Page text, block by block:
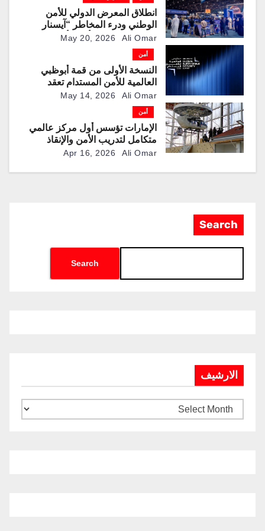
انطلاق المعرض الدولي للأمن
الوطني ودرء المخاطر “آيسنار
2026” في مركز أدنيك أبوظبي
بمشاركة 253 شركة محلية وعالمية
May 20, 2026 Ali Omar
أمن
النسخة الأولى من قمة أبوظبي
العالمية للأمن المستدام تعقد
فعالياتها في الإمارة
May 14, 2026 Ali Omar
أمن
الإمارات تؤسس أول مركز عالمي
متكامل لتدريب الأمن والإنقاذ
والعمليات الخاصةApr 16, 2026 Ali Omar
Search
Search
الارشيف